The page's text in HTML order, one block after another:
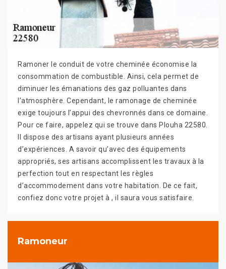
Ramoner le conduit de votre cheminée économise la
consommation de combustible. Ainsi, cela permet de
diminuer les émanations des gaz polluantes dans
l’atmosphère. Cependant, le ramonage de cheminée
exige toujours l’appui des chevronnés dans ce domaine.
Pour ce faire, appelez qui se trouve dans Plouha 22580.
Il dispose des artisans ayant plusieurs années
d’expériences. A savoir qu’avec des équipements
appropriés, ses artisans accomplissent les travaux à la
perfection tout en respectant les règles
d’accommodement dans votre habitation. De ce fait,
confiez donc votre projet à , il saura vous satisfaire.
Ramoneur